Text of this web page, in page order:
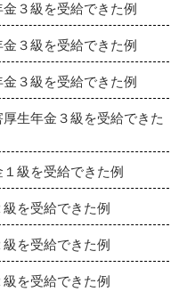
３級を受給できた例
３級を受給できた例
３級を受給できた例
生年金３級を受給できた
級を受給できた例
を受給できた例
を受給できた例
を受給できた例